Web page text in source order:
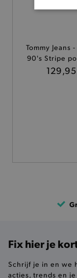
Tommy Jeans
90's Stripe
129,95
Fix hier je
Schrijf je in en we
acties, trends en
buikjes
niet